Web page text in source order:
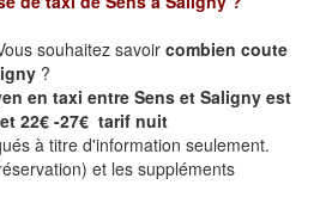
souhaitez savoir combien coute
?
en taxi entre Sens et Saligny est
22€ -27€ tarif nuit
à titre d'information seulement.
et les suppléments